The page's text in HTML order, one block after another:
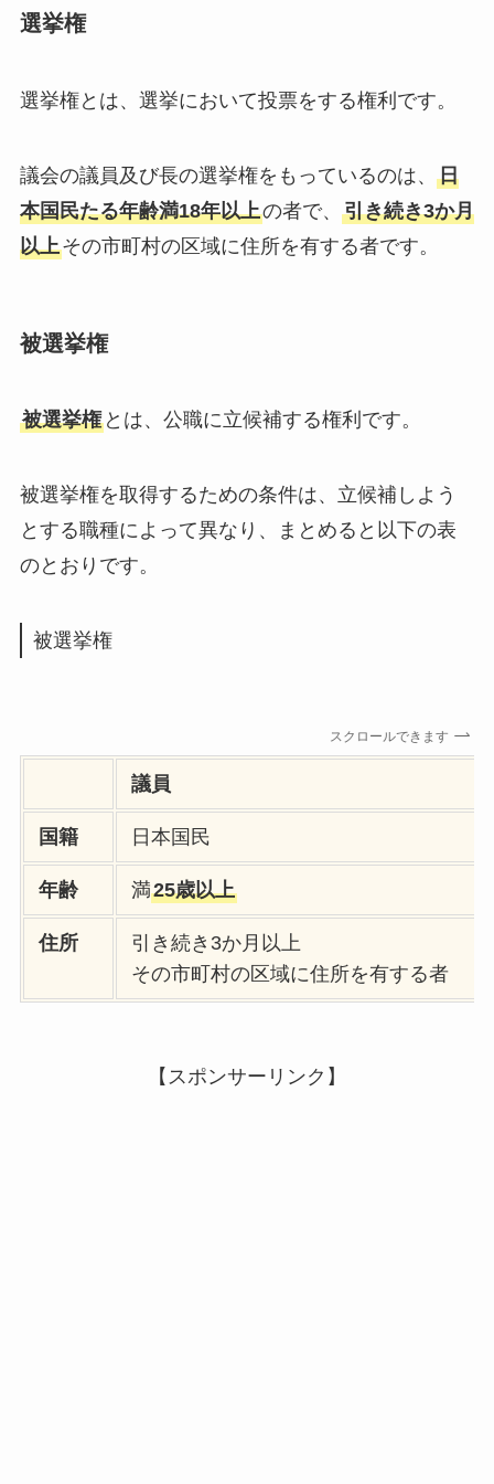
選挙権
選挙権とは、選挙において投票をする権利です。
議会の議員及び長の選挙権をもっているのは、 日
本国民たる年齢満18年以上の者で、 引き続き3か月
以上その市町村の区域に住所を有する者です。
被選挙権
被選挙権とは、公職に立候補する権利です。
被選挙権を取得するための条件は、立候補しよう
とする職種によって異なり、まとめると以下の表
のとおりです。
被選挙権
スクロールできます
議員
国籍 日本国民
年齢 満25歳以上
住所
引き続き3か月以上
その市町村の区域に住所を有する者
【スポンサーリンク】